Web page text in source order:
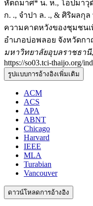
หัตถมาศ* น. ห., โอปมาวุ
ก. ., จำปา ล. ., & ศิริผลกุ
ความคาดหวังของชุมชน
อำเภอบ่อพลอย จังหวัดก
มหาวิทยาลัยอุบลราชธานี,
https://so03.tci-thaijo.org/
รูปแบบการอ้างอิงเพิ่มเติม
ACM
ACS
APA
ABNT
Chicago
Harvard
IEEE
MLA
Turabian
Vancouver
ดาวน์โหลดการอ้างอิง